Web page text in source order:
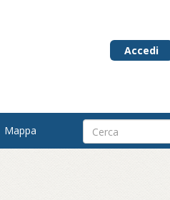
Accedi
Mappa